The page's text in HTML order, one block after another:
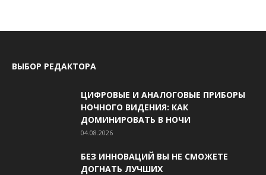
ВЫБОР РЕДАКТОРА
ЦИФРОВЫЕ И АНАЛОГОВЫЕ ПРИБОРЫ
НОЧНОГО ВИДЕНИЯ: КАК
ДОМИНИРОВАТЬ В НОЧИ
04.08.2026
БЕЗ ИННОВАЦИЙ ВЫ НЕ СМОЖЕТЕ
ДОГНАТЬ ЛУЧШИХ